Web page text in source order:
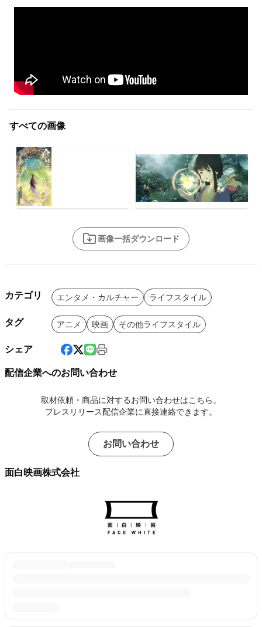
すべての画像
画像一括ダウンロード
カテゴリ エンタメ・カルチャー ライフスタイル
タグ アニメ 映画 その他ライフスタイル
シェア
配信企業へのお問い合わせ
取材依頼・商品に対するお問い合わせはこちら。
プレスリリース配信企業に直接連絡できます。
お問い合わせ
面白映画株式会社